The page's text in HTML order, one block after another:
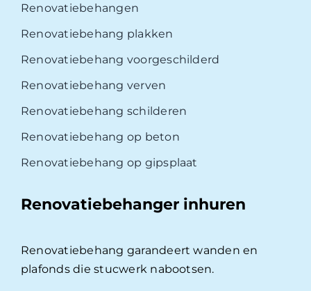
Renovatiebehangen
Renovatiebehang plakken
Renovatiebehang voorgeschilderd
Renovatiebehang verven
Renovatiebehang schilderen
Renovatiebehang op beton
Renovatiebehang op gipsplaat
Renovatiebehanger inhuren
Renovatiebehang garandeert wanden en
plafonds die stucwerk nabootsen.